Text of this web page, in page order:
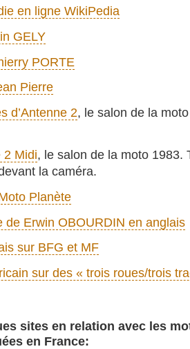
en ligne WikiPedia
GELY
PORTE
Pierre
d’Antenne 2, le salon de la
2 Midi, le salon de la moto 1983.
la caméra.
Planète
de Erwin OBOURDIN en anglais
sur BFG et MF
sur des « trois roues/trois
sites en relation avec les
en France: